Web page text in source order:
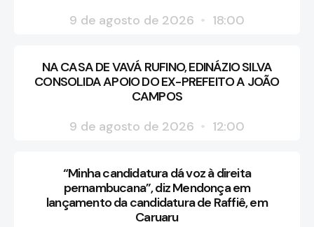
9 de agosto de 2026
18:00
NA CASA DE VAVÁ RUFINO, EDINÁZIO SILVA
CONSOLIDA APOIO DO EX-PREFEITO A JOÃO
CAMPOS
9 de agosto de 2026
12:00
“Minha candidatura dá voz à direita
pernambucana”, diz Mendonça em
lançamento da candidatura de Raffiê, em
Caruaru